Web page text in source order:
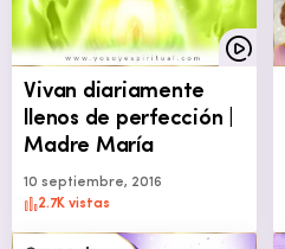
Vivan diariamente
llenos de perfección |
Madre María
10 septiembre, 2016
2.7K vistas